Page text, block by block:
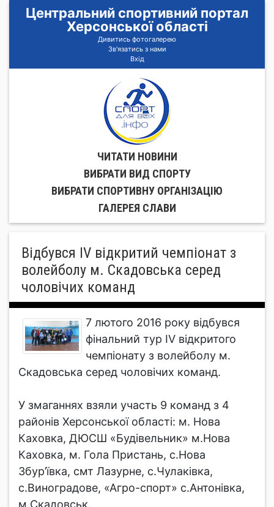
Центральний спортивний портал
Херсонської області
Дивитись фотогалерею
Зв'язатись з нами
Вхід
ЧИТАТИ НОВИНИ
ВИБРАТИ ВИД СПОРТУ
ВИБРАТИ СПОРТИВНУ ОРГАНIЗАЦIЮ
ГАЛЕРЕЯ СЛАВИ
Відбувся ІV відкритий чемпіонат з
волейболу м. Скадовська серед
чоловічих команд
7 лютого 2016 року відбувся
фінальний тур ІV відкритого
чемпіонату з волейболу м.
Скадовська серед чоловічих команд.
У змаганнях взяли участь 9 команд з 4
районів Херсонської області: м. Нова
Каховка, ДЮСШ «Будівельник» м.Нова
Каховка, м. Гола Пристань, с.Нова
Збур’ївка, смт Лазурне, с.Чулаківка,
с.Виноградове, «Агро-спорт» с.Антонівка,
м.Скадовськ.